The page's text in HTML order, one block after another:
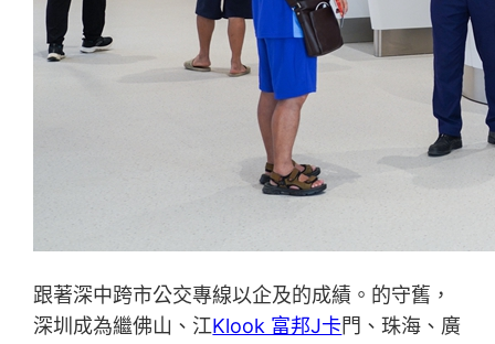
跟著深中跨市公交專線以企及的成績。的守舊，
深圳成為繼佛山、江Klook 富邦J卡門、珠海、廣